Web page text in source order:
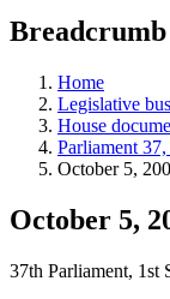
teaching
and
more.
Breadcrumb
Home
Legislative
House
Parliament 37,
October 5,
October 5,
37th Parliament, 1st